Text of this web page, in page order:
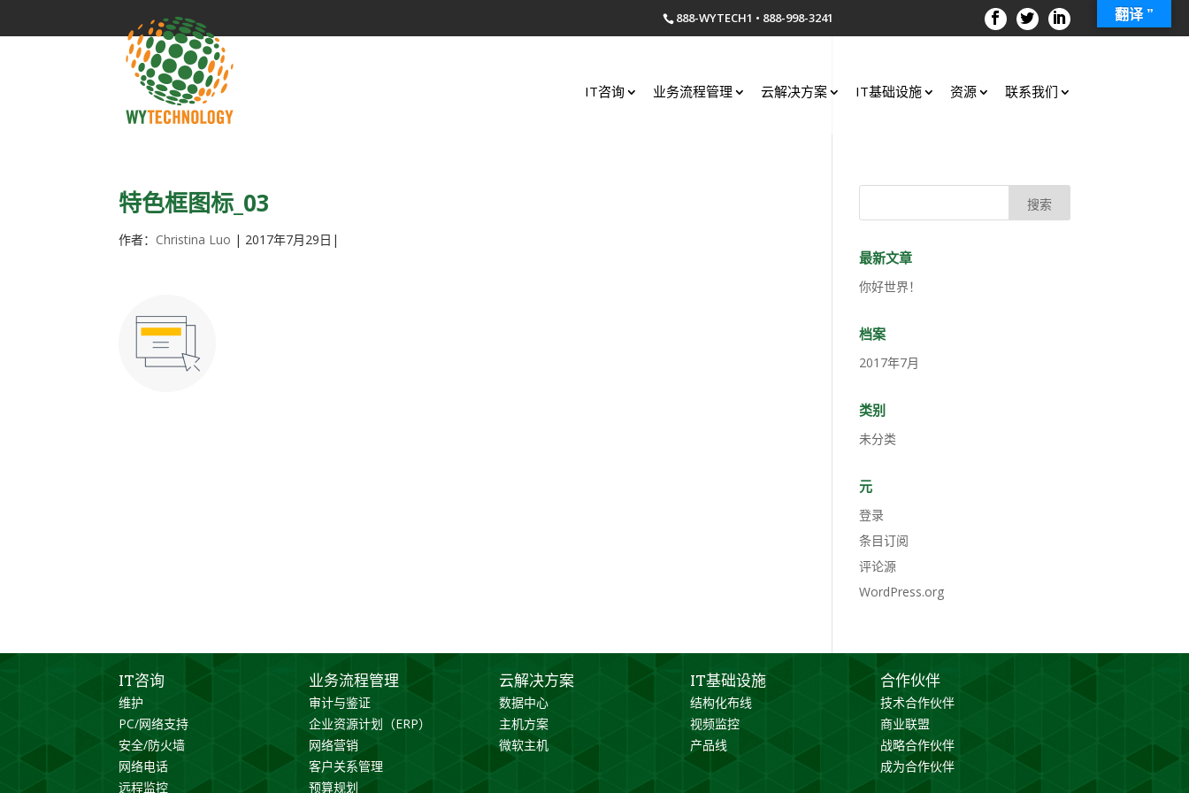
888-WYTECH1 • 888-998-3241
IT咨询 业务流程管理 云解决方案 IT基础设施 资源 联系我们
特色框图标_03
作者： Christina Luo | 2017年7月29日 |
最新文章
你好世界！
档案
2017年7月
类别
未分类
元
登录
条目订阅
评论源
WordPress.org
IT咨询
维护
PC/网络支持
安全/防火墙
网络电话
远程监控
业务流程管理
审计与鉴证
企业资源计划（ERP）
网络营销
客户关系管理
预算规划
云解决方案
数据中心
主机方案
微软主机
IT基础设施
结构化布线
视频监控
产品线
合作伙伴
技术合作伙伴
商业联盟
战略合作伙伴
成为合作伙伴
翻译 ”